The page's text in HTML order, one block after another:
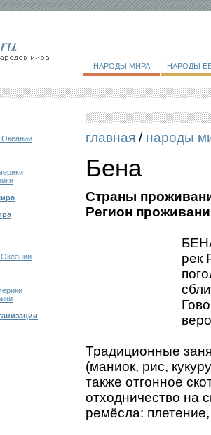
НАРОДЫ МИРА НАРОДЫ
Океании
главная / народы
Бена
Страны
Регион
рек
Традиционные
(маниок, рис,
также отгонное
отходничество на
ремёсла: